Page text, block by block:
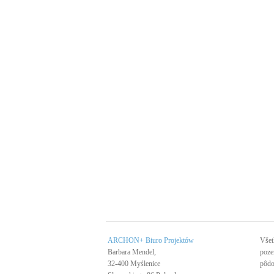
ARCHON+ Biuro Projektów
Barbara Mendel,
32-400 Myślenice